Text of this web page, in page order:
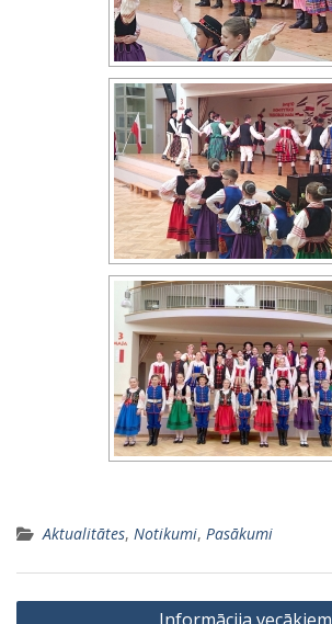
Aktualitātes, Notikumi, Pasākumi
Ziņu
Informācija vecākiem